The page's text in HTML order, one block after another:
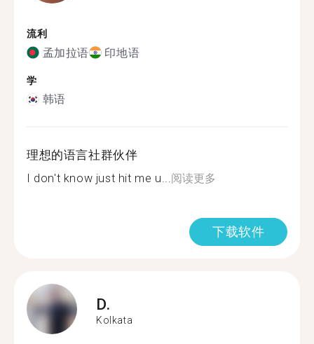
流利
孟加拉语 印地语
学
韩语
理想的语言社群伙伴
I don't know just hit me u...阅读更多
下载软件
D.
Kolkata